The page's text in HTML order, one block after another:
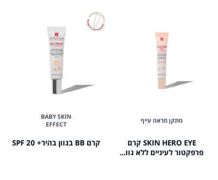
מתקן מראה עייף
SKIN HERO EYE קרם
פרפקטור לעיניים ללא גוו...
BABY SKIN
EFFECT
קרם BB בגוון בהיר+ 20 SPF